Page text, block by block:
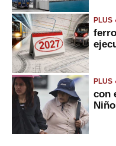
PLUS
PLUS
con